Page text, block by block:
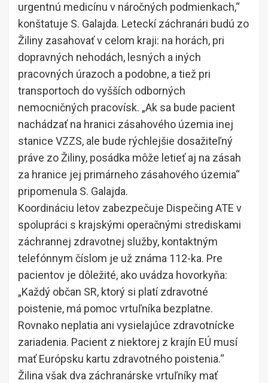
urgentnú medicínu v náročných podmienkach,“
konštatuje S. Galajda. Leteckí záchranári budú zo
Žiliny zasahovať v celom kraji: na horách, pri
dopravných nehodách, lesných a iných
pracovných úrazoch a podobne, a tiež pri
transportoch do vyšších odborných
nemocničných pracovísk. „Ak sa bude pacient
nachádzať na hranici zásahového územia inej
stanice VZZS, ale bude rýchlejšie dosažiteľný
práve zo Žiliny, posádka môže letieť aj na zásah
za hranice jej primárneho zásahového územia“
pripomenula S. Galajda.
Koordináciu letov zabezpečuje Dispečing ATE v
spolupráci s krajskými operačnými strediskami
záchrannej zdravotnej služby, kontaktným
telefónnym číslom je už známa 112-ka. Pre
pacientov je dôležité, ako uvádza hovorkyňa:
„Každý občan SR, ktorý si platí zdravotné
poistenie, má pomoc vrtuľníka bezplatne.
Rovnako neplatia ani vysielajúce zdravotnícke
zariadenia. Pacient z niektorej z krajín EÚ musí
mať Európsku kartu zdravotného poistenia.“
Žilina však dva záchranárske vrtuľníky mať